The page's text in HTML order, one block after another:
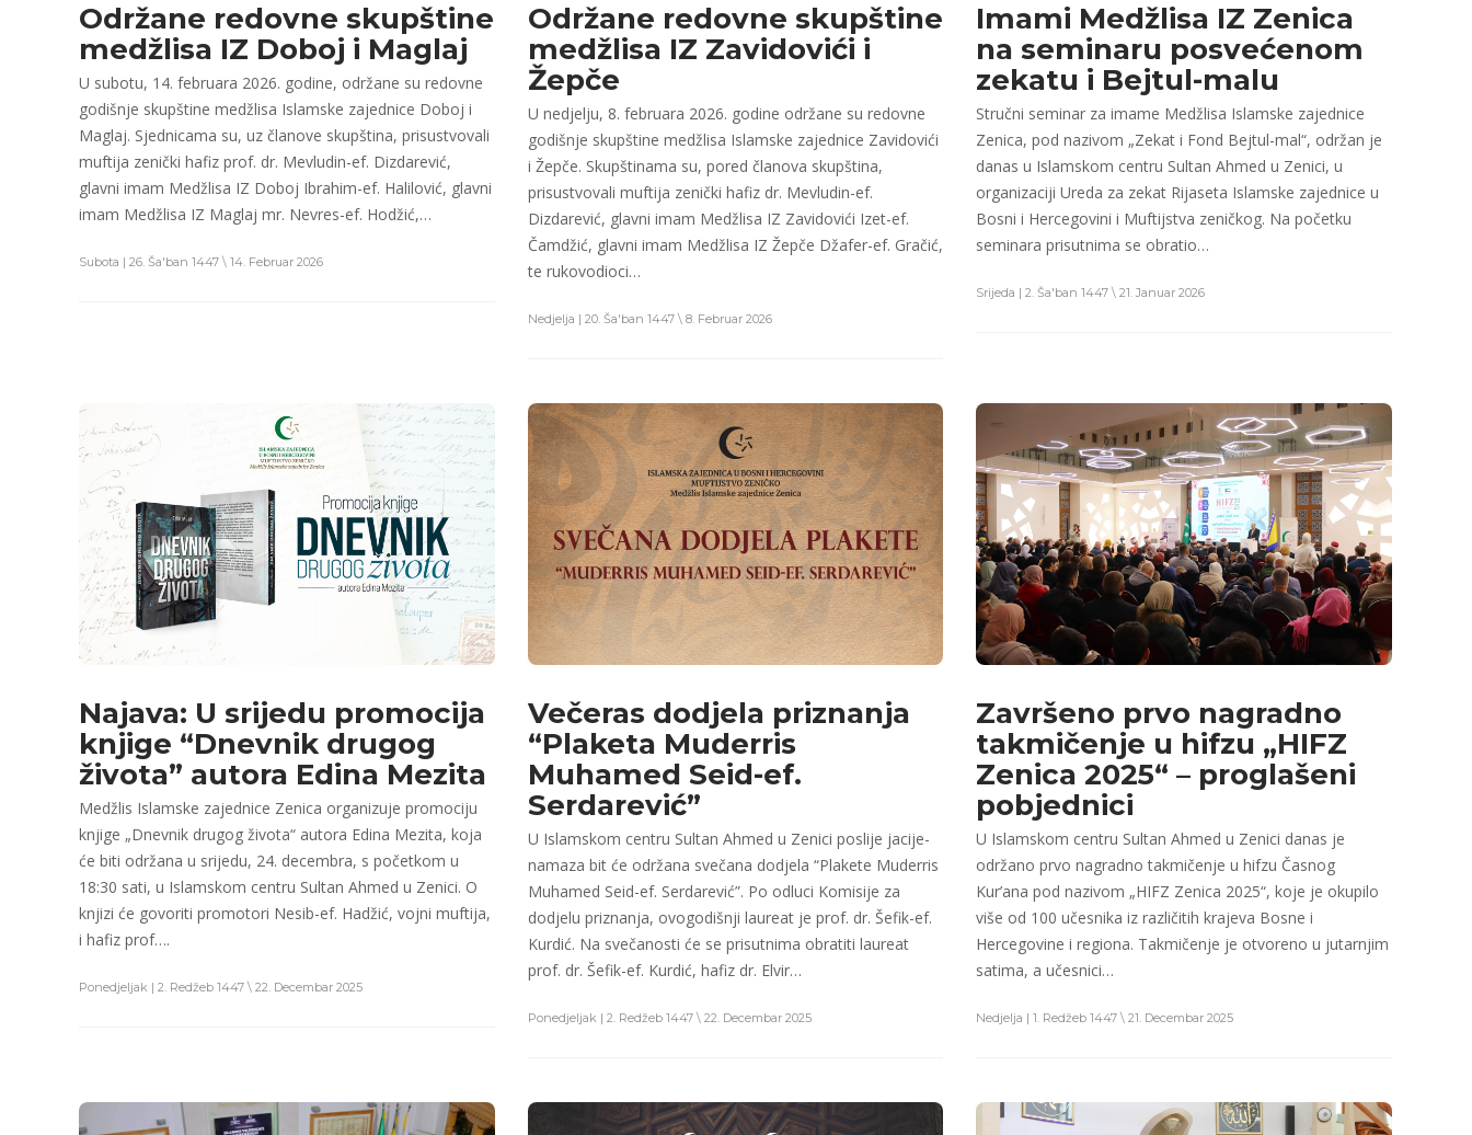
Održane redovne skupštine
medžlisa IZ Doboj i Maglaj
U subotu, 14. februara 2026. godine, održane su redovne
godišnje skupštine medžlisa Islamske zajednice Doboj i
Maglaj. Sjednicama su, uz članove skupština, prisustvovali
muftija zenički hafiz prof. dr. Mevludin-ef. Dizdarević,
glavni imam Medžlisa IZ Doboj Ibrahim-ef. Halilović, glavni
imam Medžlisa IZ Maglaj mr. Nevres-ef. Hodžić,…
Subota | 26. Ša'ban 1447 \ 14. Februar 2026
Održane redovne skupštine
medžlisa IZ Zavidovići i
Žepče
U nedjelju, 8. februara 2026. godine održane su redovne
godišnje skupštine medžlisa Islamske zajednice Zavidovići
i Žepče. Skupštinama su, pored članova skupština,
prisustvovali muftija zenički hafiz dr. Mevludin-ef.
Dizdarević, glavni imam Medžlisa IZ Zavidovići Izet-ef.
Čamdžić, glavni imam Medžlisa IZ Žepče Džafer-ef. Gračić,
te rukovodioci…
Nedjelja | 20. Ša'ban 1447 \ 8. Februar 2026
Imami Medžlisa IZ Zenica
na seminaru posvećenom
zekatu i Bejtul-malu
Stručni seminar za imame Medžlisa Islamske zajednice
Zenica, pod nazivom „Zekat i Fond Bejtul-mal“, održan je
danas u Islamskom centru Sultan Ahmed u Zenici, u
organizaciji Ureda za zekat Rijaseta Islamske zajednice u
Bosni i Hercegovini i Muftijstva zeničkog. Na početku
seminara prisutnima se obratio…
Srijeda | 2. Ša'ban 1447 \ 21. Januar 2026
Najava: U srijedu promocija
knjige “Dnevnik drugog
života” autora Edina Mezita
Medžlis Islamske zajednice Zenica organizuje promociju
knjige „Dnevnik drugog života“ autora Edina Mezita, koja
će biti održana u srijedu, 24. decembra, s početkom u
18:30 sati, u Islamskom centru Sultan Ahmed u Zenici. O
knjizi će govoriti promotori Nesib-ef. Hadžić, vojni muftija,
i hafiz prof….
Ponedjeljak | 2. Redžeb 1447 \ 22. Decembar 2025
Večeras dodjela priznanja
“Plaketa Muderris
Muhamed Seid-ef.
Serdarević”
U Islamskom centru Sultan Ahmed u Zenici poslije jacije-
namaza bit će održana svečana dodjela “Plakete Muderris
Muhamed Seid-ef. Serdarević”. Po odluci Komisije za
dodjelu priznanja, ovogodišnji laureat je prof. dr. Šefik-ef.
Kurdić. Na svečanosti će se prisutnima obratiti laureat
prof. dr. Šefik-ef. Kurdić, hafiz dr. Elvir…
Ponedjeljak | 2. Redžeb 1447 \ 22. Decembar 2025
Završeno prvo nagradno
takmičenje u hifzu „HIFZ
Zenica 2025“ – proglašeni
pobjednici
U Islamskom centru Sultan Ahmed u Zenici danas je
održano prvo nagradno takmičenje u hifzu Časnog
Kur’ana pod nazivom „HIFZ Zenica 2025“, koje je okupilo
više od 100 učesnika iz različitih krajeva Bosne i
Hercegovine i regiona. Takmičenje je otvoreno u jutarnjim
satima, a učesnici…
Nedjelja | 1. Redžeb 1447 \ 21. Decembar 2025